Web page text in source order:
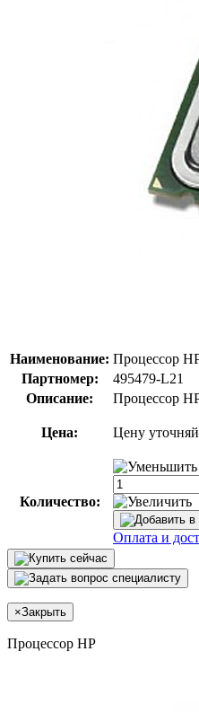
Наименование: Процессор
Партномер:
495479-L21
Описание:
Процессор
Цена: Цену
Количество:
Оплата и
×Закрыть
Процессор HP